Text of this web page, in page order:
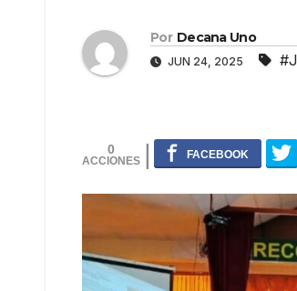
Por Decana Uno
JUN 24, 2025
0